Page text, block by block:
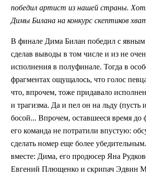
победил артист из нашей страны.
Димы Билана на конкурс скептиков
В финале Дима Билан победил с
сделав выводы в том числе и из не
исполнения в полуфинале. Тогда в
фрагментах ощущалось, что голос
что, впрочем, тоже придавало
и трагизма. Да и пел он на льду (пусть
босой... Впрочем, оставшееся время до
его команда не потратили впустую:
сделать номер еще более
вместе: Дима, его продюсер Яна
Евгений Плющенко и скрипач Эдвин